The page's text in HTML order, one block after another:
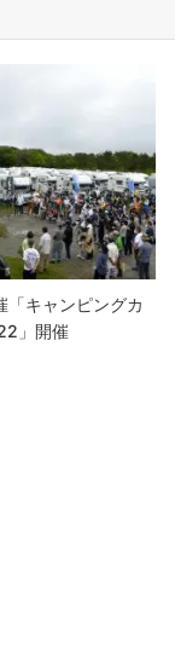
「キャンピングカ
」開催